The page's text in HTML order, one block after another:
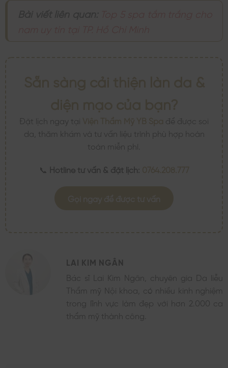
Đặt lịch ngay tại
để được soi
da, thăm khám và tư vấn liệu trình phù hợp hoàn
toàn miễn phí.
📞 Hotline tư vấn & đặt lịch:
LAI KIM NGÂN
Bác sĩ Lai Kim Ngân, chuyên gia Da liễu
Thẩm mỹ Nội khoa, có nhiều kinh nghiệm
trong lĩnh vực làm đẹp với hơn 2.000 ca
thẩm mỹ thành công.